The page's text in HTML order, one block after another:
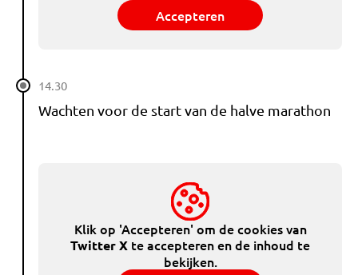
Accepteren
14.30
Wachten voor de start van de halve marathon
Klik op 'Accepteren' om de cookies van
Twitter X te accepteren en de inhoud te
bekijken.